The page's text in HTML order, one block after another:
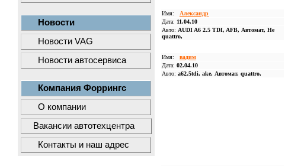
Новости
Новости VAG
Новости автосервиса
Компания Форрингс
О компании
Вакансии автотехцентра
Контакты и наш адрес
Имя: Александр
Дата: 11.04.10
Авто: AUDI A6 2.5 TDI, AFB, Автомат, Не
quattro,
Имя: вадим
Дата: 02.04.10
Авто: a62.5tdi, ake, Автомат, quattro,